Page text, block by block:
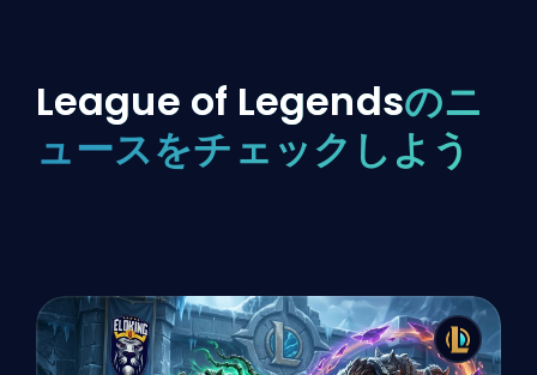
League of Legendsのニ
ュースをチェックしよう